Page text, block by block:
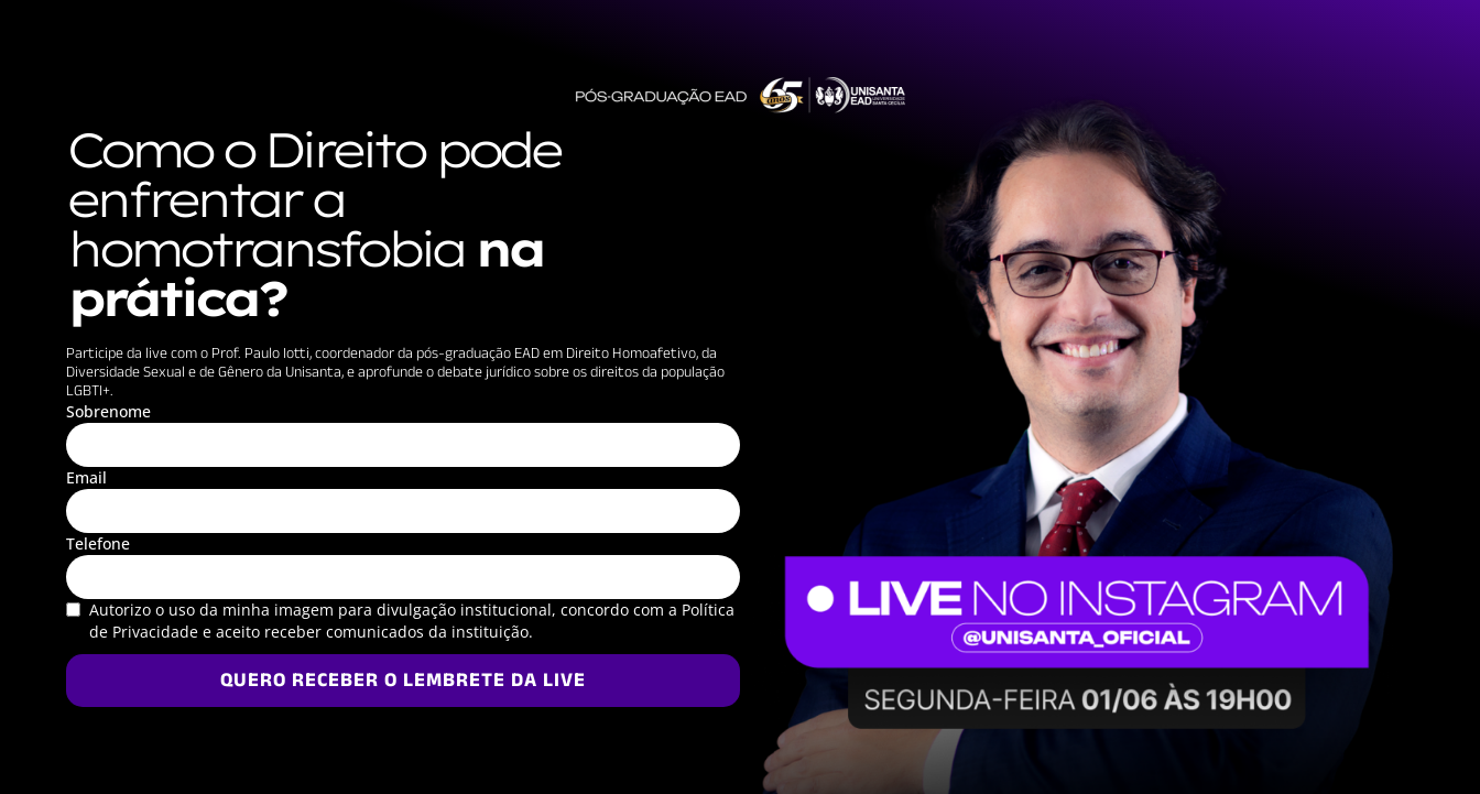
Como o Direito pode
enfrentar a
homotransfobia na
prática?
Participe da live com o Prof. Paulo Iotti, coordenador da pós-graduação EAD em Direito Homoafetivo, da
Diversidade Sexual e de Gênero da Unisanta, e aprofunde o debate jurídico sobre os direitos da população
LGBTI+.
Sobrenome
Email
Telefone
Autorizo o uso da minha imagem para divulgação institucional, concordo com a Política
de Privacidade e aceito receber comunicados da instituição.
QUERO RECEBER O LEMBRETE DA LIVE